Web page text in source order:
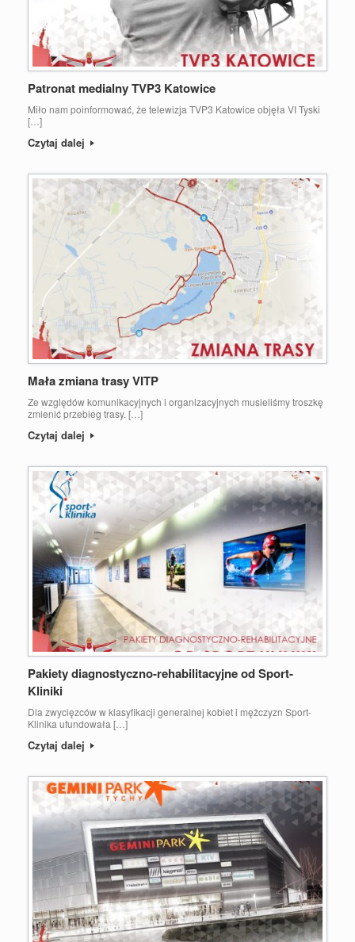
Patronat medialny TVP3 Katowice
Miło nam poinformować, że telewizja TVP3 Katowice objęła VI Tyski
[…]
Czytaj dalej
Mała zmiana trasy VITP
Ze względów komunikacyjnych i organizacyjnych musieliśmy troszkę
zmienić przebieg trasy. […]
Czytaj dalej
Pakiety diagnostyczno-rehabilitacyjne od Sport-
Kliniki
Dla zwycięzców w klasyfikacji generalnej kobiet i mężczyzn Sport-
Klinika ufundowała […]
Czytaj dalej